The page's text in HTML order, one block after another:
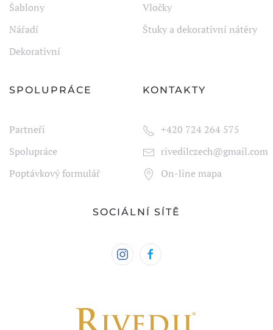
Šablony
Nářadí
Dekorativní
Vločky
Štuky a dekorativní nátěry
SPOLUPRÁCE
Partneři
Spolupráce
Poptávkový formulář
KONTAKTY
+420 724 264 575
rivedilczech@gmail.com
On-line mapa
SOCIÁLNÍ SÍTĚ